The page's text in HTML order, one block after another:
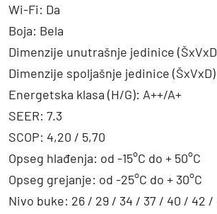
Wi-Fi: Da
Boja: Bela
Dimenzije unutrašnje jedinice
Dimenzije spoljašnje jedinice
Energetska klasa (H/G): A++/A+
SEER: 7.3
SCOP: 4,20 / 5,70
Opseg hlađenja: od -15°C do + 50°C
Opseg grejanje: od -25°C do + 30°C
Nivo buke: 26 / 29 / 34 / 37 / 40 / 42 /